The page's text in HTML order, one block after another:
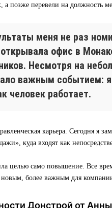
а позже перевели на должность
меня не раз
офис в
Несмотря на
важным событием:
человек работает.
карьера. Сегодня я
куда входят как
целью само повышение. Все
новым, более важным для
Донстрой от